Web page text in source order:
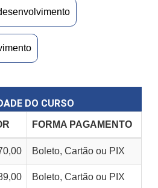
DO CURSO
FORMA PAGAMENTO
Boleto, Cartão ou PIX
Boleto, Cartão ou PIX